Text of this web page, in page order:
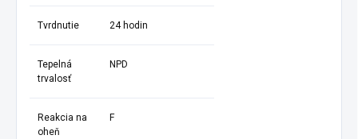
Tvrdnutie 24 hodin
Tepelná
trvalosť
NPD
Reakcia na
oheň
F